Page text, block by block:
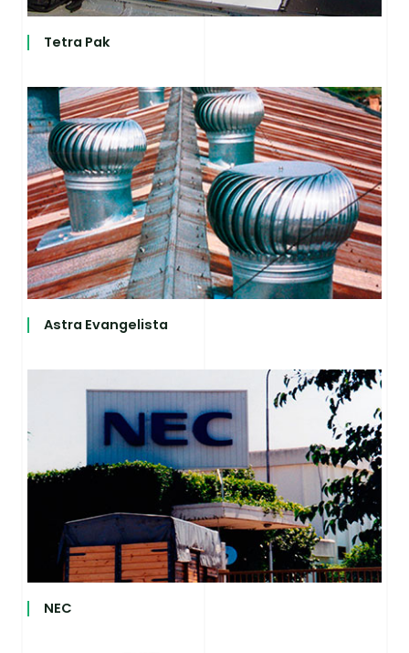
Tetra Pak
Astra Evangelista
NEC